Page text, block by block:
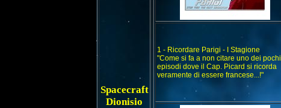
Spacecraft
Dionisio
1 - Ricordare Parigi - I Stagione
"Come si fa a non citare uno dei pochi
episodi dove il Cap. Picard si ricorda
veramente di essere francese...!"